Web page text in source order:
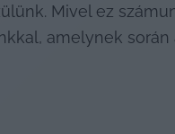
Mivel ez
amelynek során